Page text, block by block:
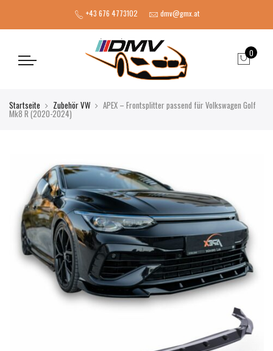
+43 676 4773102 dmv@gmx.at
0
Startseite Zubehör VW APEX – Frontsplitter passend für Volkswagen Golf
Mk8 R (2020-2024)